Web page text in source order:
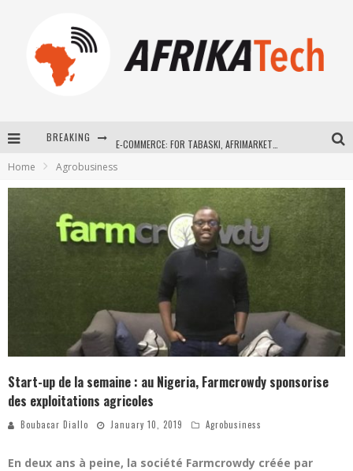
BREAKING
How Technology Has Changed Sports
Home Agrobusiness
Start-up de la semaine : au Nigeria, Farmcrowdy sponsorise
des exploitations agricoles
Boubacar Diallo January 10, 2019 Agrobusiness
En deux ans à peine, la société Farmcrowdy créée par